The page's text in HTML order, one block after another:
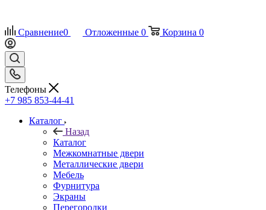
Сравнение0 Отложенные 0 Корзина 0
Телефоны
+7 985 853-44-41
Каталог
Назад
Каталог
Межкомнатные двери
Металлические двери
Мебель
Фурнитура
Экраны
Перегородки